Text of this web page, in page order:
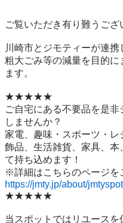
ご覧いただき有り難うござ
川崎市とジモティーが連携
粗⼤ごみ等の減量を⽬的
ます。
★★★★★
ご自宅にある不要品を是
しませんか？
家電、趣味・スポーツ・
飾品、生活雑貨、家具、
て持ち込めます！
https://jmty.jp/about/
★★★★★
当スポットではリユース